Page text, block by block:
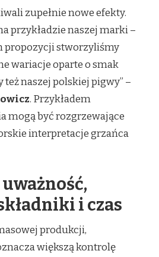
zupełnie nowe efekty.
przykładzie naszej marki –
propozycji stworzyliśmy
wariacje oparte o smak
też naszej polskiej pigwy” –
. Przykładem
mogą być rozgrzewające
interpretacje grzańca
uważność,
i czas
produkcji,
większą kontrolę